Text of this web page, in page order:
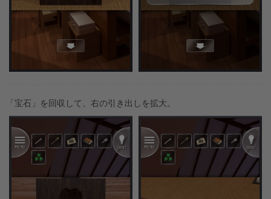
「宝石」を回収して、右の引き出しを拡大。